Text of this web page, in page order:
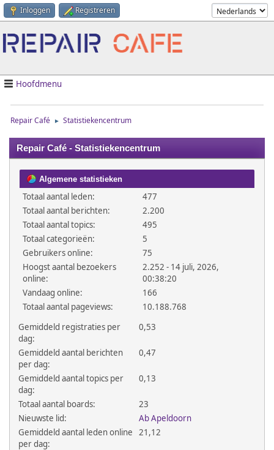
Inloggen Registreren
Hoofdmenu
Repair Café ► Statistiekencentrum
Repair Café - Statistiekencentrum
Algemene statistieken
Totaal aantal leden:
477
Totaal aantal berichten:
2.200
Totaal aantal topics:
495
Totaal categorieën:
5
Gebruikers online:
75
Hoogst aantal bezoekers
online:
2.252 - 14 juli, 2026,
00:38:20
Vandaag online:
166
Totaal aantal pageviews:
10.188.768
Gemiddeld registraties per
dag:
0,53
Gemiddeld aantal berichten
per dag:
0,47
Gemiddeld aantal topics per
dag:
0,13
Totaal aantal boards:
23
Nieuwste lid:
Ab Apeldoorn
Gemiddeld aantal leden online
per dag:
21,12